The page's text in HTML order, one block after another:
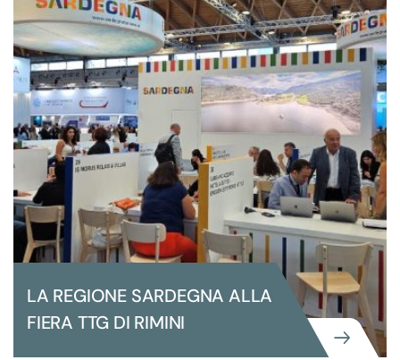
LA REGIONE SARDEGNA ALLA
FIERA TTG DI RIMINI